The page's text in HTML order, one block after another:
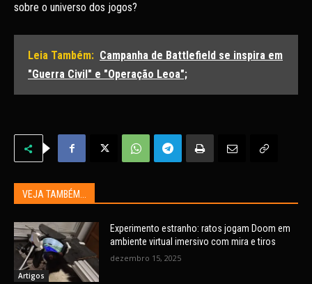
sobre o universo dos jogos?
Leia Também: Campanha de Battlefield se inspira em
"Guerra Civil" e "Operação Leoa";
VEJA TAMBÉM...
Artigos
Experimento estranho: ratos jogam Doom em
ambiente virtual imersivo com mira e tiros
dezembro 15, 2025